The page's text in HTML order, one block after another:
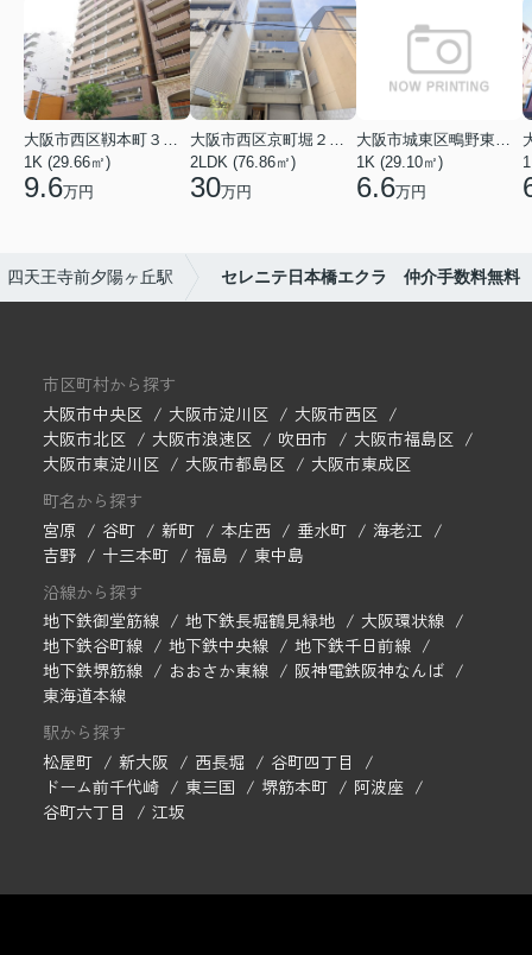
1K (29.66㎡)
9.6万円
2LDK (76.86㎡)
30万円
1K (29.10㎡)
6.6万円
四天王寺前夕陽ヶ丘駅 セレニテ日本橋エクラ 仲介手数料無料
市区町村から探す
大阪市中央区
大阪市淀川区
大阪市西区
大阪市北区
大阪市浪速区 吹田市
大阪市福島区
大阪市東淀川区
大阪市都島区
大阪市東成区
町名から探す
宮原
谷町 新町 本庄西 垂水町
海老江
吉野
十三本町 福島
東中島
沿線から探す
地下鉄御堂筋線
地下鉄長堀鶴見緑地
大阪環状線
地下鉄谷町線
地下鉄中央線
地下鉄千日前線
地下鉄堺筋線
おおさか東線
阪神電鉄阪神なんば
東海道本線
駅から探す
松屋町
新大阪 西長堀
谷町四丁目
ドーム前千代崎
東三国 堺筋本町
阿波座
谷町六丁目
江坂